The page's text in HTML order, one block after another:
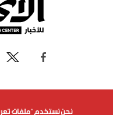
نحن نستخدم "ملفات